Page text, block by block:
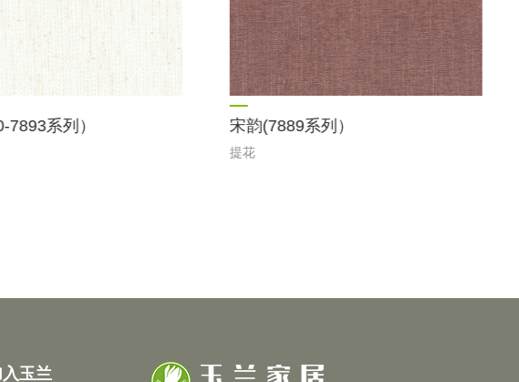
7893系列） 宋韵(7889系列）
提花
入玉兰